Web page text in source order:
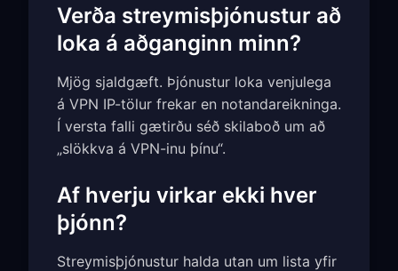
Verða streymisþjónustur að
loka á aðganginn minn?
Mjög sjaldgæft. Þjónustur loka venjulega
á VPN IP-tölur frekar en notandareikninga.
Í versta falli gætirðu séð skilaboð um að
„slökkva á VPN-inu þínu“.
Af hverju virkar ekki hver
þjónn?
Streymisþjónustur halda utan um lista yfir